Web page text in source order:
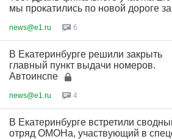
мы прокатились по новой дороге за
news@e1.ru 6
В Екатеринбурге решили закрыть
главный пункт выдачи номеров.
Автоинспе
news@e1.ru 4
В Екатеринбурге встретили
отряд ОМОНа, участвующий в